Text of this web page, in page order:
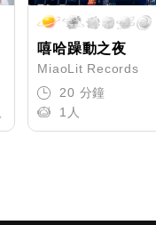
嘻哈躁動之夜
MiaoLit Records
20 分鐘
1人